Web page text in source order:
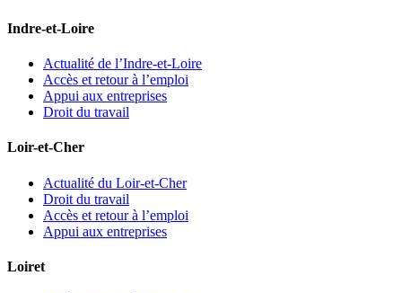
Indre-et-Loire
Actualité de l’Indre-et-Loire
Accès et retour à l’emploi
Appui aux entreprises
Droit du travail
Loir-et-Cher
Actualité du Loir-et-Cher
Droit du travail
Accès et retour à l’emploi
Appui aux entreprises
Loiret